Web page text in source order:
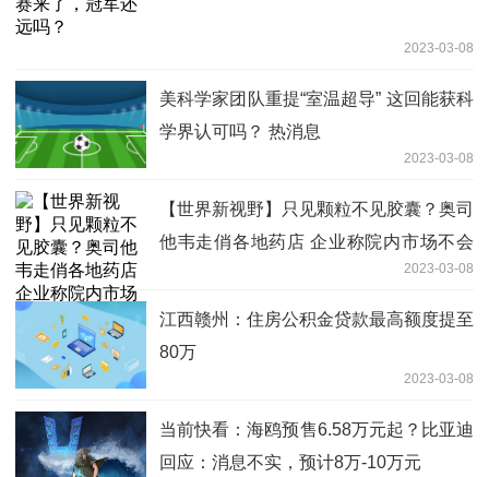
2023-03-08
美科学家团队重提“室温超导” 这回能获科
学界认可吗？ 热消息
2023-03-08
【世界新视野】只见颗粒不见胶囊？奥司
他韦走俏各地药店 企业称院内市场不会
2023-03-08
江西赣州：住房公积金贷款最高额度提至
80万
2023-03-08
当前快看：海鸥预售6.58万元起？比亚迪
回应：消息不实，预计8万-10万元